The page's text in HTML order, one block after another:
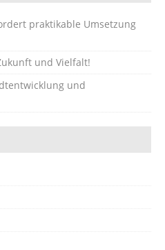
praktikable Umsetzung
und Vielfalt!
und